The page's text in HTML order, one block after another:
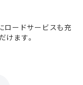
ロードサービスも充
けます。